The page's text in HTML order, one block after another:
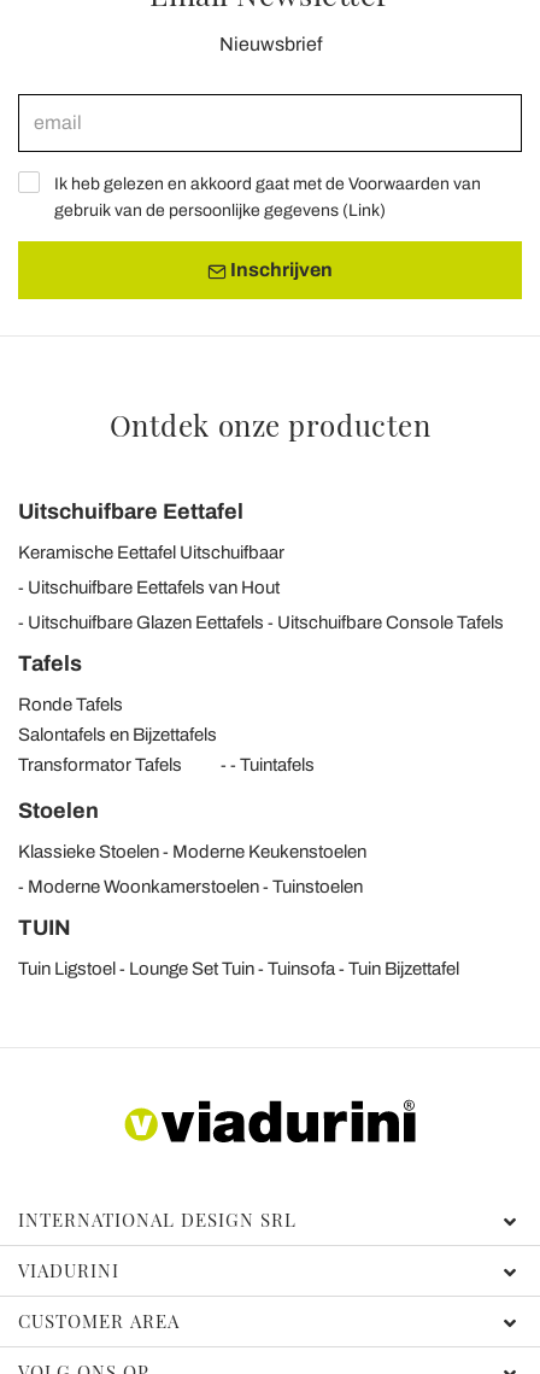
Nieuwsbrief
Ik heb gelezen en akkoord gaat met de Voorwaarden van
gebruik van de persoonlijke gegevens (Link)
Inschrijven
Ontdek onze producten
Uitschuifbare Eettafel
Keramische Eettafel Uitschuifbaar
Uitschuifbare Eettafels van Hout
Uitschuifbare Glazen Eettafels
Uitschuifbare Console Tafels
Tafels
Ronde Tafels
Salontafels en Bijzettafels
Transformator Tafels
Tuintafels
Stoelen
Klassieke Stoelen
Moderne Keukenstoelen
Moderne Woonkamerstoelen
Tuinstoelen
TUIN
Tuin Ligstoel Lounge Set Tuin Tuinsofa Tuin Bijzettafel
INTERNATIONAL DESIGN SRL
VIADURINI
CUSTOMER AREA